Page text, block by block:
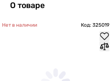
О товаре
Нет в наличии Код: 325019